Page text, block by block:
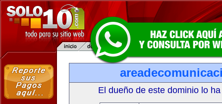
El dueño de este dominio lo